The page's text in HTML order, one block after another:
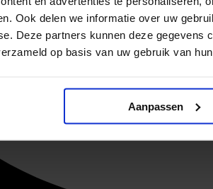
Ook delen we informatie over uw
Deze partners kunnen deze gegevens
op basis van uw gebruik van
Aanpassen